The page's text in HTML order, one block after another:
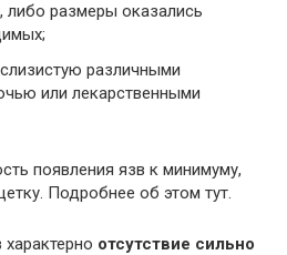
либо размеры оказались
различными
или лекарственными
появления язв к минимуму,
Подробнее об этом тут.
отсутствие сильно